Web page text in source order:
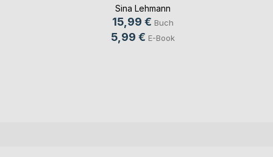
Sina Lehmann
15,99 € Buch
5,99 € E-Book